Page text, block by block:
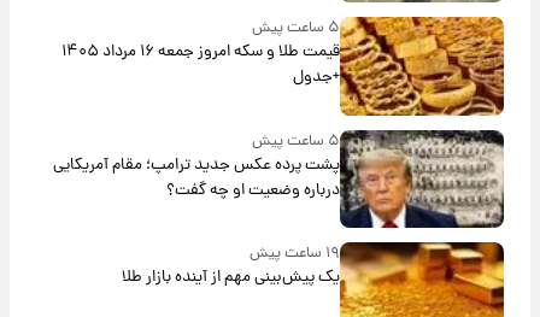
۵ ساعت پیش
قیمت طلا و سکه امروز جمعه ۱۶ مرداد ۱۴۰۵
+جدول
۵ ساعت پیش
پشت پرده عکس جدید ترامپ؛ مقام آمریکایی
درباره وضعیت او چه گفت؟
۱۹ ساعت پیش
یک پیش‌بینی مهم از آینده بازار طلا